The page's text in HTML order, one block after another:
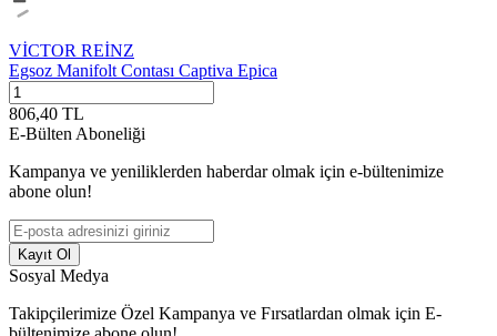
VİCTOR REİNZ
Egsoz Manifolt Contası Captiva Epica
806,40 TL
E-Bülten Aboneliği
Kampanya ve yeniliklerden haberdar olmak için e-bültenimize
abone olun!
Kayıt Ol
Sosyal Medya
Takipçilerimize Özel Kampanya ve Fırsatlardan olmak için E-